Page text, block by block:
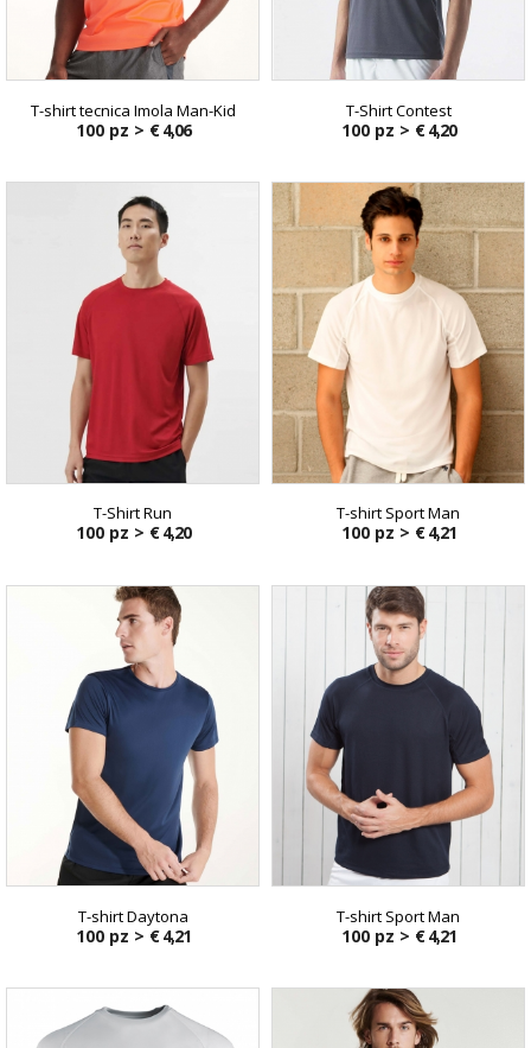
T-shirt tecnica Imola Man-Kid
100 pz > € 4,06
T-Shirt Contest
100 pz > € 4,20
T-Shirt Run
100 pz > € 4,20
T-shirt Sport Man
100 pz > € 4,21
T-shirt Daytona
100 pz > € 4,21
T-shirt Sport Man
100 pz > € 4,21